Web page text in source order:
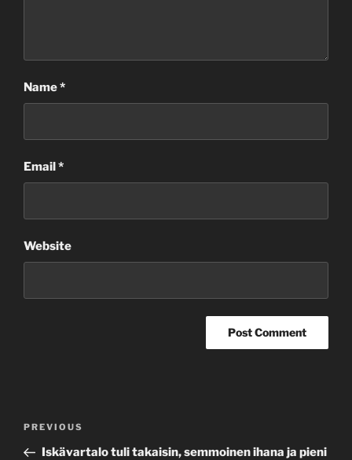
Name*
Email*
Website
Previous
Post
PREVIOUS
Iskävartalo tuli takaisin, semmoinen ihana ja pieni